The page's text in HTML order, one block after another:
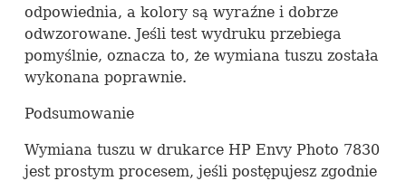
odpowiednia, a kolory są wyraźne i dobrze
odwzorowane. Jeśli test wydruku przebiega
pomyślnie, oznacza to, że wymiana tuszu została
wykonana poprawnie.
Podsumowanie
Wymiana tuszu w drukarce HP Envy Photo 7830
jest prostym procesem, jeśli postępujesz zgodnie